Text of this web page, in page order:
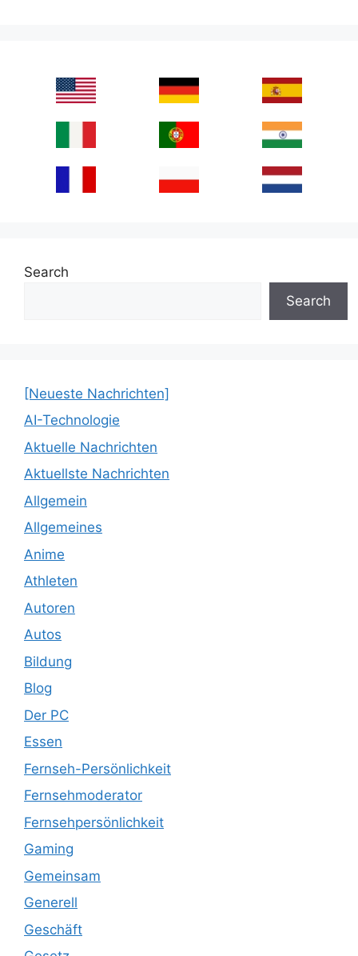
Search
Search
[Neueste Nachrichten]
AI-Technologie
Aktuelle Nachrichten
Aktuellste Nachrichten
Allgemein
Allgemeines
Anime
Athleten
Autoren
Autos
Bildung
Blog
Der PC
Essen
Fernseh-Persönlichkeit
Fernsehmoderator
Fernsehpersönlichkeit
Gaming
Gemeinsam
Generell
Geschäft